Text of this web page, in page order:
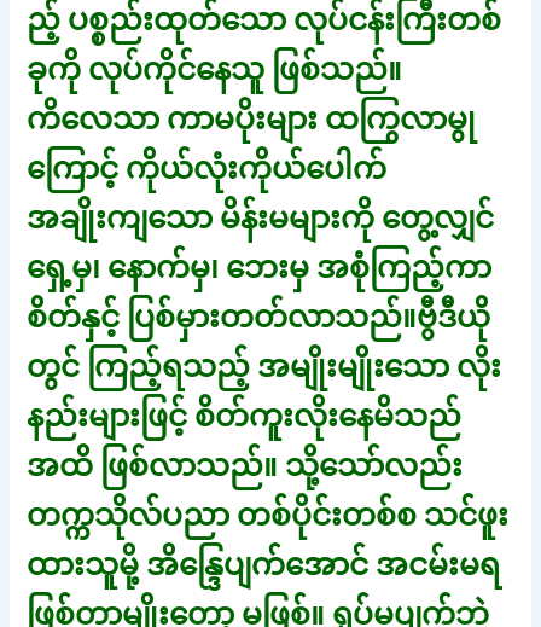
ည့် ပစ္စည်းထုတ်သော လုပ်ငန်းကြီးတစ်
ခုကို လုပ်ကိုင်နေသူ ဖြစ်သည်။
ကိလေသာ ကာမပိုးများ ထကြွလာမွု
ကြောင့် ကိုယ်လုံးကိုယ်ပေါက်
အချိုးကျသော မိန်းမများကို တွေ့လျှင်
ရှေ့မှ၊ နောက်မှ၊ ဘေးမှ အစုံကြည့်ကာ
စိတ်နှင့် ပြစ်မှားတတ်လာသည်။ဗွီဒီယို
တွင် ကြည့်ရသည့် အမျိုးမျိုးသော လိုး
နည်းများဖြင့် စိတ်ကူးလိုးနေမိသည်
အထိ ဖြစ်လာသည်။ သို့သော်လည်း
တက္ကသိုလ်ပညာ တစ်ပိုင်းတစ်စ သင်ဖူး
ထားသူမို့ အိန္ဒြေပျက်အောင် အငမ်းမရ
ဖြစ်တာမျိုးတော့ မဖြစ်။ ရုပ်မပျက်ဘဲ